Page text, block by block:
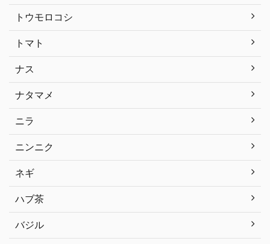
トウモロコシ
トマト
ナス
ナタマメ
ニラ
ニンニク
ネギ
ハブ茶
バジル